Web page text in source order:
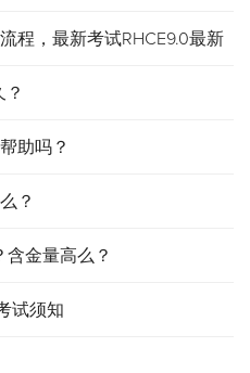
程，最新考试RHCE9.0最新
？
助吗？
？
含金量高么？
试须知